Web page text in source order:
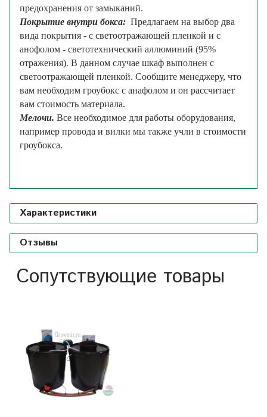
предохранения от замыканий.
Покрытие внутри бокса: Предлагаем на выбор два
вида покрытия - с светоотражающей пленкой и с
анофолом - светотехнический аллюминий (95%
отражения). В данном случае шкаф выполнен с
светоотражающей пленкой. Сообщите менеджеру, что
вам необходим гроубокс с анафолом и он рассчитает
вам стоимость материала.
Мелочи. Все необходимое для работы оборудования,
например провода и вилки мы также учли в стоимости
гроубокса.
Характеристики
Отзывы
Сопутствующие товары